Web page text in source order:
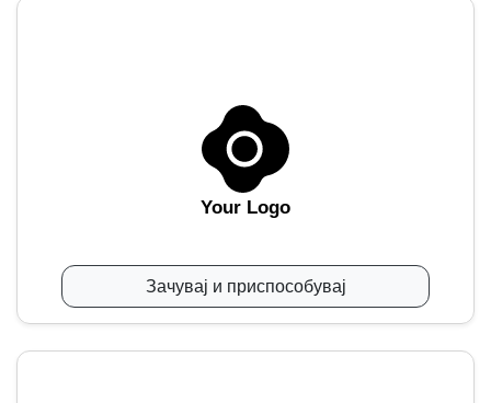
Your Logo
Зачувај и приспособувај